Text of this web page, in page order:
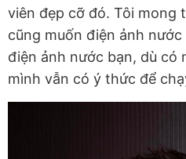
viên đẹp cỡ đó. Tôi mong
cũng muốn điện ảnh
điện ảnh nước bạn, dù có
mình vẫn có ý thức để